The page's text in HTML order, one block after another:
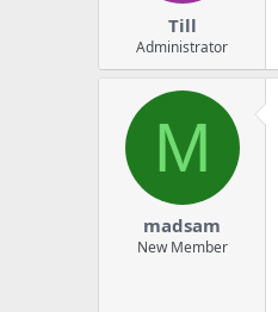
Till
Administrator
M
madsam
New Member